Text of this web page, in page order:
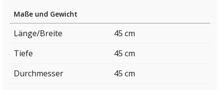
Maße und Gewicht
Länge/Breite
45 cm
Tiefe
45 cm
Durchmesser
45 cm